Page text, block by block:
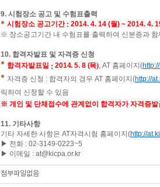
9. 시험장소 공고 및 수험표출력
시험장소 공고기간 : 2014. 4. 14 (월) ~ 2014. 4.
※ 장소공고기간 내 수험표를 출력하여 신분증과 함
10. 합격자발표 및 자격증 신청
합격자발표일 : 2014. 5. 8 (목), AT 홈페이지(
자격증 신청 : 합격자의 경우 AT 홈페이지 (http://
릭하여 신청할 수 있음
※ 개인 및 단체접수에 관계없이 합격자가 자격증
11. 기타사항
기타 자세한 사항은 AT자격시험 홈페이지 (http://
▶ 전화 : 02-3149-0223~5
▶ 이메일 : at@kicpa.or.kr
첨부파일없음